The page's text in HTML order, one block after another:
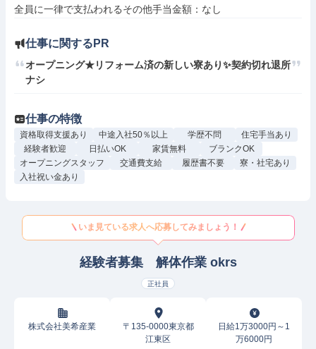
仕事に関するPR
オープニング★リフォーム済の新しい寮あり✨契約切れ退所
ナシ
仕事の特徴
資格取得支援あり 中途入社50％以上 学歴不問
住宅手当あり
経験者歓迎
日払いOK 家賃無料
ブランクOK
オープニングスタッフ
交通費支給 履歴書不要
寮・社宅あり
入社祝い金あり
いま見ている求人へ応募してみましょう！
経験者募集 解体作業 okrs
正社員
株式会社美希産業
〒135-0000東京都
江東区
日給1万3000円～1
万6000円